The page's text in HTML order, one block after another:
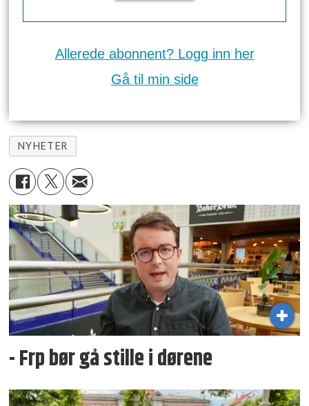
Allerede abonnent? Logg inn her
Gå til min side
NYHETER
- Frp bør gå stille i dørene